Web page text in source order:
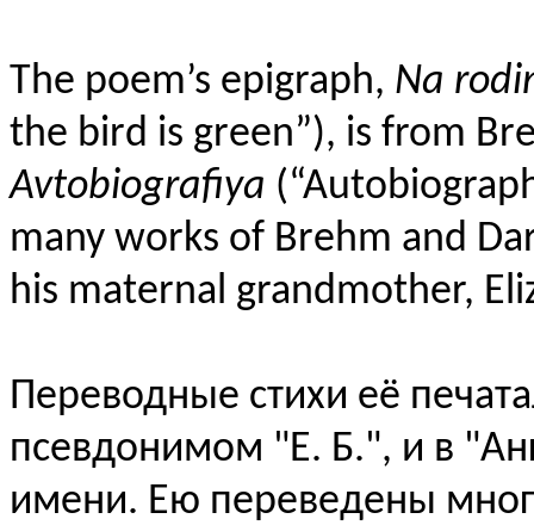
The poem’s epigraph, Na
the bird is green”), is from
Avtobiografiya
many works of Brehm and
his maternal grandmother,
Переводные стихи её
псевдонимом "Е. Б.", и в
имени. Ею переведены